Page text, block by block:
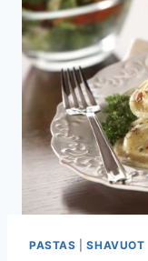
PASTAS |SHAVUOT